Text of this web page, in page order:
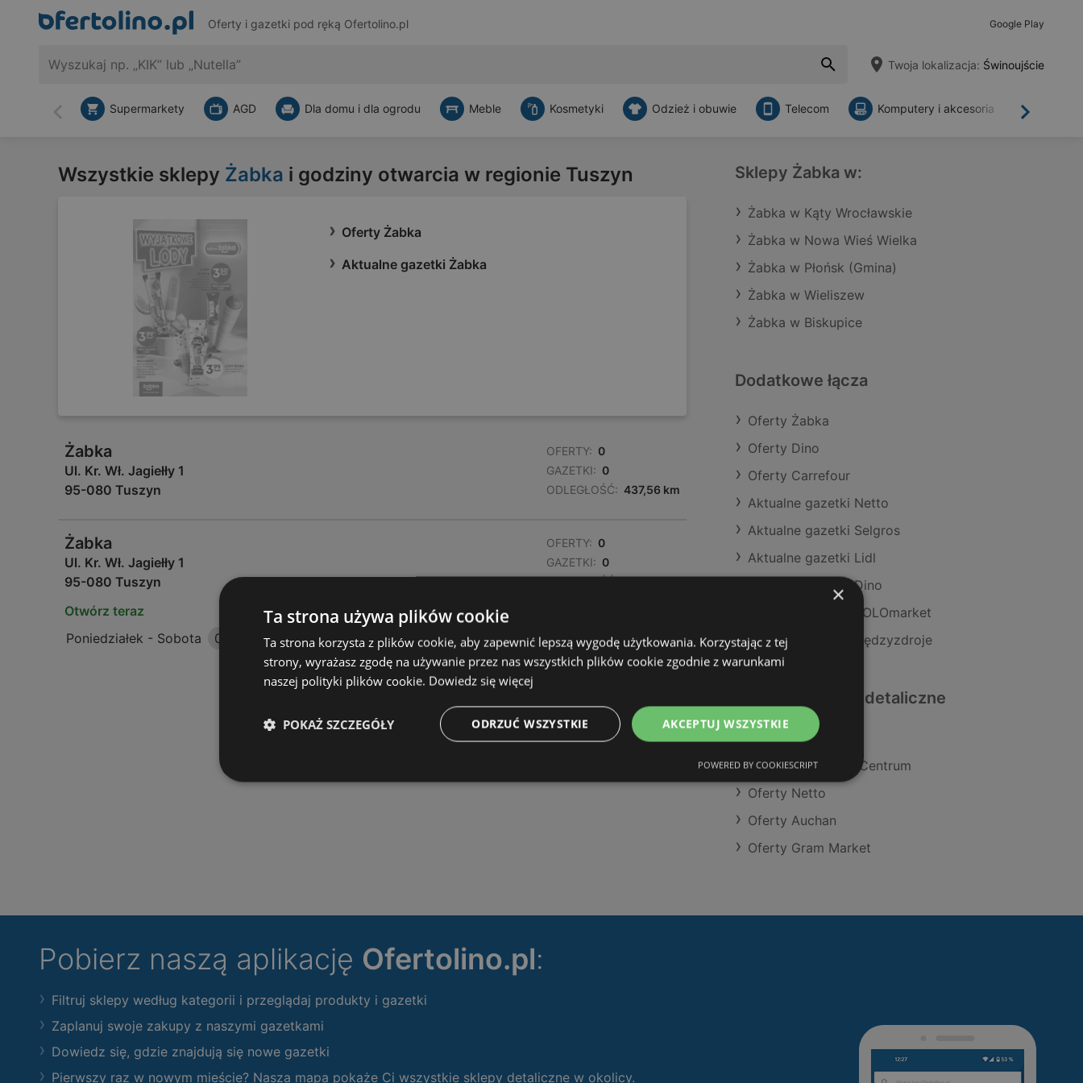
Oferty i gazetki pod ręką Ofertolino.pl Google Play
Twoja lokalizacja: Świnoujście
Wstecz Dalej
Supermarkety AGD Dla domu i dla ogrodu Meble Kosmetyki Odzież i obuwie Telecom Komputery i akcesoria
Wszystkie sklepy Żabka i godziny otwarcia w regionie Tuszyn
Oferty Żabka
Aktualne gazetki Żabka
Żabka
Ul. Kr. Wł. Jagiełły 1
95-080 Tuszyn
OFERTY: 0
GAZETKI: 0
ODLEGŁOŚĆ: 437,56 km
Żabka
Ul. Kr. Wł. Jagiełły 1
95-080 Tuszyn
OFERTY: 0
GAZETKI: 0
ODLEGŁOŚĆ: 437,56 km
Otwórz teraz
Poniedziałek - Sobota
06:00 23:00
Sklepy Żabka w:
Żabka w Kąty Wrocławskie
Żabka w Nowa Wieś Wielka
Żabka w Płońsk (Gmina)
Żabka w Wieliszew
Żabka w Biskupice
Dodatkowe łącza
Oferty Żabka
Oferty Dino
Oferty Carrefour
Aktualne gazetki Netto
Aktualne gazetki Selgros
Aktualne gazetki Lidl
Aktualne gazetki Dino
Aktualne gazetki POLOmarket
Sklepy Żabka w Międzyzdroje
Podobne sklepy detaliczne
Oferty Lidl
Oferty Delikatesy Centrum
Oferty Netto
Oferty Auchan
Oferty Gram Market
Pobierz naszą aplikację Ofertolino.pl:
Filtruj sklepy według kategorii i przeglądaj produkty i gazetki
Zaplanuj swoje zakupy z naszymi gazetkami
Dowiedz się, gdzie znajdują się nowe gazetki
Pierwszy raz w nowym mieście? Nasza mapa pokaże Ci wszystkie sklepy detaliczne w okolicy.
×
Ta strona używa plików cookie
Ta strona korzysta z plików cookie, aby zapewnić lepszą wygodę użytkowania. Korzystając z tej
strony, wyrażasz zgodę na używanie przez nas wszystkich plików cookie zgodnie z warunkami
naszej polityki plików cookie. Dowiedz się więcej
AKCEPTUJ WSZYSTKIE
ODRZUĆ WSZYSTKIE
POKAŻ SZCZEGÓŁY
POWERED BY COOKIESCRIPT